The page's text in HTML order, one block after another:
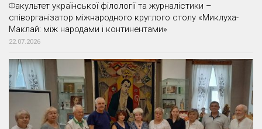
Факультет української філології та журналістики –
співорганізатор міжнародного круглого столу «Миклуха-
Маклай: між народами і континентами»
22.07.2026